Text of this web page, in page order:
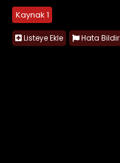
Kaynak 1
Listeye Ekle Hata Bildir